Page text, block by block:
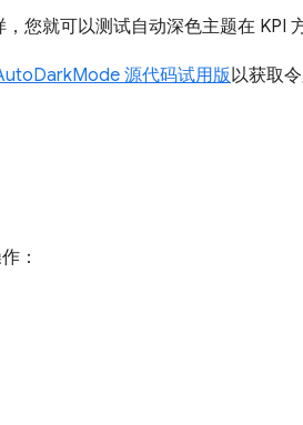
您就可以测试自动深色主题在 KPI
源代码试用版以获取令
：